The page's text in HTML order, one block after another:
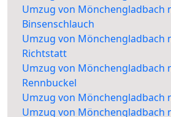
Umzug von Mönchengladbach
Binsenschlauch
Umzug von Mönchengladbach
Richtstatt
Umzug von Mönchengladbach
Rennbuckel
Umzug von Mönchengladbach
Umzug von Mönchengladbach